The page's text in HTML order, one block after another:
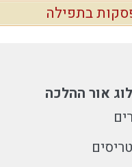
בתפילה
אור ההלכה